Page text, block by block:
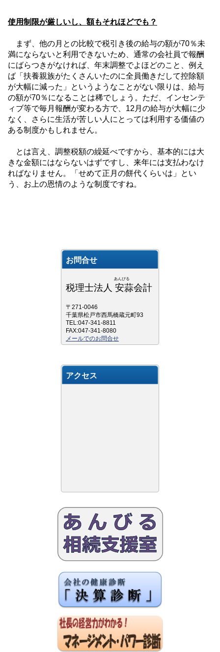
使用制限が厳しいし、額もそれほどでも？
まず、他の月との比較で税引き後の給与の額が70％未
満にならないと利用できないため、通常の会社員で報酬
にばらつきがなければ、年末調整でよほどのこと、例え
ば「扶養親族がたくさんいたのに全員働きだして控除額
が大幅に減った」というようなことがない限りは、給与
の額が70％になることは稀でしょう。ただ、インセンテ
ィブ等で毎月報酬が変わる方で、 12 月の給与が大幅に少
なく、さらに生活が苦しい人にとっては利用する価値の
ある制度かもしれません。
とは言え、調整税額の繰延べですから、基本的には大
きな金額にはならないはずですし、来年には支払わなけ
ればなりません。「せめて正月の餅代くらいは」とい
う、お上の恩情のような制度ですね。
お問合せ
あんびる
税理士法人 安蒜会計
〒271-0046
千葉県松戸市西馬橋蔵元町93
TEL:047-341-8811
FAX:047-341-8080
メールでのお問合せ
アクセス